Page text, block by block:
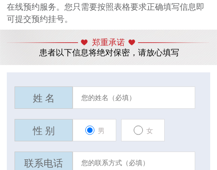
在线预约服务。您只需要按照表格要求正确填写信息即
可提交预约挂号。
郑重承诺
患者以下信息将绝对保密，请放心填写
姓 名
性 别 男 女
联系电话